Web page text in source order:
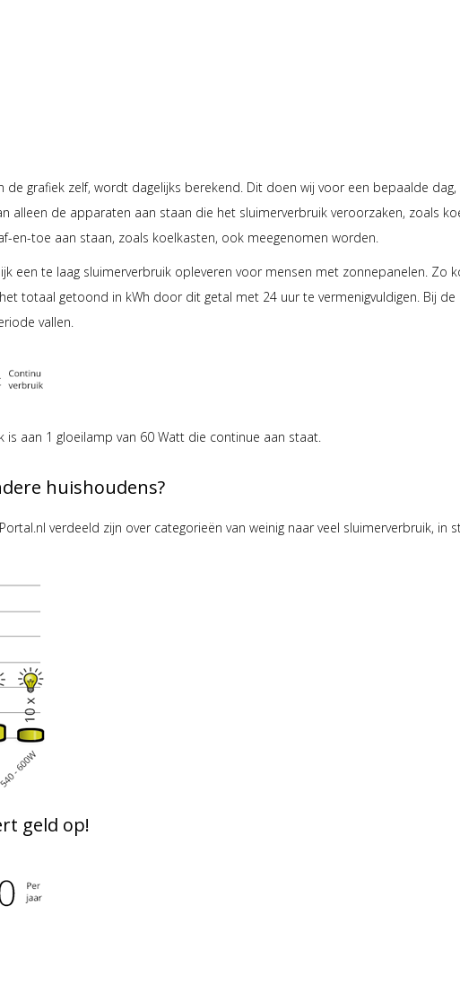
grafiek zelf, wordt dagelijks berekend. Dit doen wij voor een bepaalde
alleen de apparaten aan staan die het sluimerverbruik veroorzaken, zoals
en-toe aan staan, zoals koelkasten, ook meegenomen worden.
een te laag sluimerverbruik opleveren voor mensen met zonnepanelen. Zo
totaal getoond in kWh door dit getal met 24 uur te vermenigvuldigen. Bij
vallen.
aan 1 gloeilamp van 60 Watt die continue aan staat.
huishoudens?
verdeeld zijn over categorieën van weinig naar veel sluimerverbruik, in
geld op!